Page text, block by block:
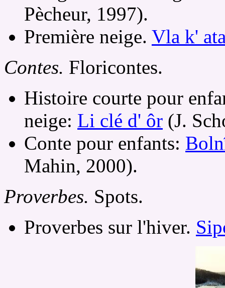
Pècheur, 1997).
Première neige. Vla k'
Contes. Floricontes.
Histoire courte pour
neige: Li clé d' ôr (J.
Conte pour enfants:
Mahin, 2000).
Proverbes. Spots.
Proverbes sur l'hiver.